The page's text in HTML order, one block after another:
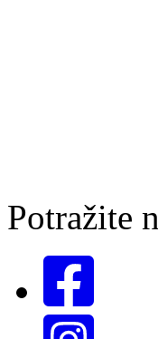
Potražite